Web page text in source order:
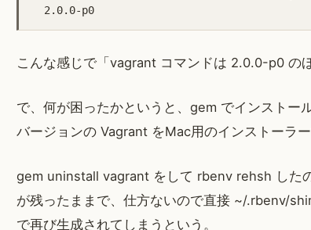
こんな感じで「vagrant コマンドは 2.0.0-p0 の
で、何が困ったかというと、gem でインスト
バージョンの Vagrant をMac用のインストーラ
gem uninstall vagrant をして rbenv rehsh した
が残ったままで、仕方ないので直接 ~/.rbenv/
で再び生成されてしまうという。